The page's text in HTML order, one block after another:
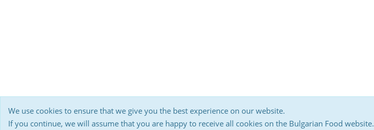
We use cookies to ensure that we give you the best experience on our website.
If you continue, we will assume that you are happy to receive all cookies on the Bulgarian Food website.